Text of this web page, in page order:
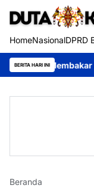
HomeNasionalDPRD
BERITA HARI INIHutan dan
Beranda